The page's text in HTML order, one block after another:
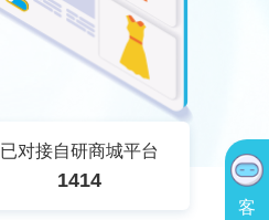
已对接自研商城平台
1414
客